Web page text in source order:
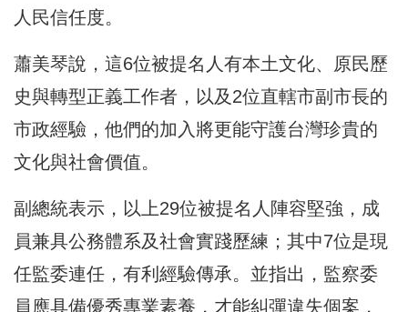
人民信任度。
蕭美琴說，這6位被提名人有本土文化、原民歷
史與轉型正義工作者，以及2位直轄市副市長的
市政經驗，他們的加入將更能守護台灣珍貴的
文化與社會價值。
副總統表示，以上29位被提名人陣容堅強，成
員兼具公務體系及社會實踐歷練；其中7位是現
任監委連任，有利經驗傳承。並指出，監察委
員應具備優秀專業素養，才能糾彈違失個案，